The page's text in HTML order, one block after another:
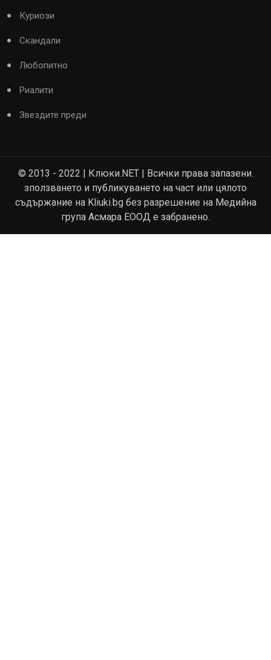
Куриози
Скандали
Любопитно
Риалити
Звездите преди
© 2013 - 2022 | Клюки.NET | Всички права запазени.
зползването и публикуването на част или цялото
съдържание на Kliuki.bg без разрешение на Медийна
група Асмара ЕООД е забранено.